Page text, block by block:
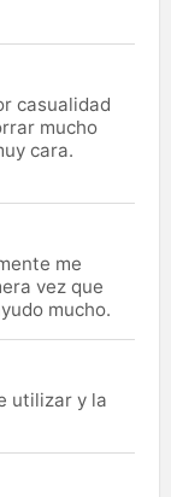
casualidad
mucho
cara.
me
vez que
mucho.
utilizar y la